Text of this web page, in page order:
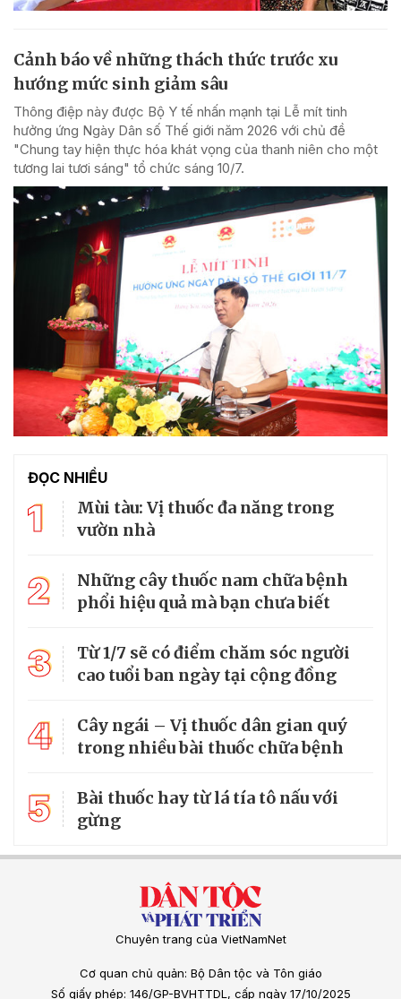
Cảnh báo về những thách thức trước xu
hướng mức sinh giảm sâu
Thông điệp này được Bộ Y tế nhấn mạnh tại Lễ mít tinh
hưởng ứng Ngày Dân số Thế giới năm 2026 với chủ đề
"Chung tay hiện thực hóa khát vọng của thanh niên cho một
tương lai tươi sáng" tổ chức sáng 10/7.
ĐỌC NHIỀU
1
Mùi tàu: Vị thuốc đa năng trong
vườn nhà
2
Những cây thuốc nam chữa bệnh
phổi hiệu quả mà bạn chưa biết
3
Từ 1/7 sẽ có điểm chăm sóc người
cao tuổi ban ngày tại cộng đồng
4
Cây ngái – Vị thuốc dân gian quý
trong nhiều bài thuốc chữa bệnh
5
Bài thuốc hay từ lá tía tô nấu với
gừng
Chuyên trang của VietNamNet
Cơ quan chủ quản: Bộ Dân tộc và Tôn giáo
Số giấy phép: 146/GP-BVHTTDL, cấp ngày 17/10/2025